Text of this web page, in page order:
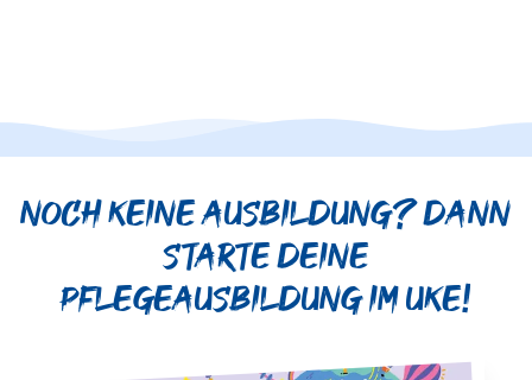
Noch keine Ausbildung? Dann
starte deine
Pflegeausbildung im UKE!